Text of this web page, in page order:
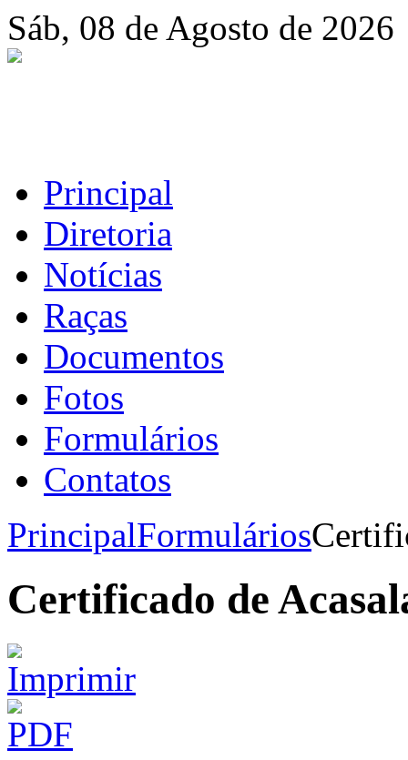
Sáb, 08 de Agosto de 2026
Principal
Diretoria
Notícias
Raças
Documentos
Fotos
Formulários
Contatos
PrincipalFormulários
Certificado de